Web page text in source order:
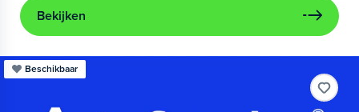
Bekijken
Beschikbaar